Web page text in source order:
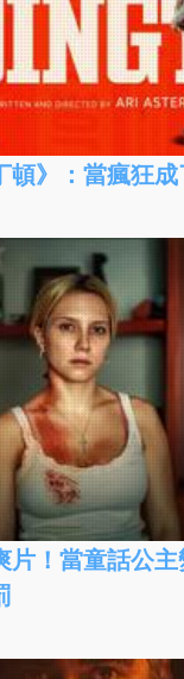
頓》：當瘋狂
片！當童話公